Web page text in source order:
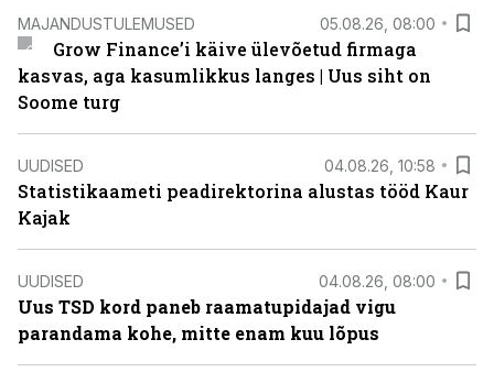
MAJANDUSTULEMUSED 05.08.26, 08:00
Grow Finance’i käive ülevõetud firmaga
kasvas, aga kasumlikkus langes | Uus siht on
Soome turg
UUDISED 04.08.26, 10:58
Statistikaameti peadirektorina alustas tööd Kaur
Kajak
UUDISED 04.08.26, 08:00
Uus TSD kord paneb raamatupidajad vigu
parandama kohe, mitte enam kuu lõpus